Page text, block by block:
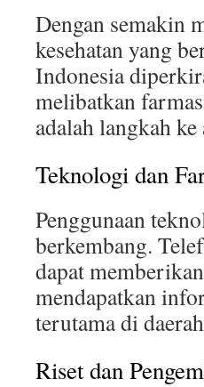
Dengan semakin
kesehatan yang
Indonesia
melibatkan
adalah langkah
Teknologi dan
Penggunaan
berkembang.
dapat
mendapatkan
terutama di
Riset dan